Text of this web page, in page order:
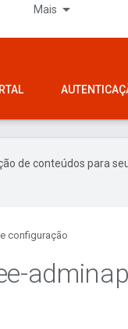
Mais
de conteúdos para
configuração